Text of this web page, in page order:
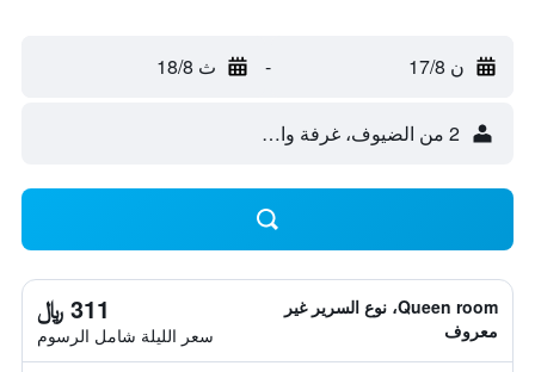
ن 17/8 - ث 18/8
2 من الضيوف، غرفة واحدة
Queen room، نوع السرير غير
معروف
311 ﷼
سعر الليلة شامل الرسوم